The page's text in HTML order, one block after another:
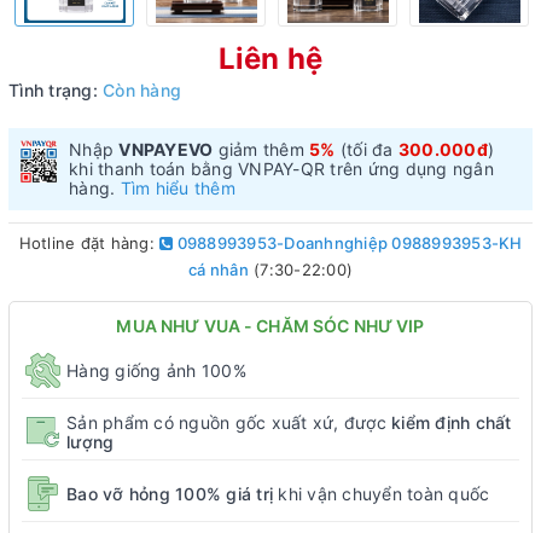
Liên hệ
Tình trạng: Còn hàng
NhậpVNPAYEVO giảm thêm 5% (tối đa 300.000đ)
khi thanh toán bằng VNPAY-QR trên ứng dụng ngân
hàng. Tìm hiểu thêm
Hotline đặt hàng:
0988993953-Doanhnghiệp 0988993953-KH
cá nhân (7:30-22:00)
MUA NHƯ VUA - CHĂM SÓC NHƯ VIP
Hàng giống ảnh 100%
Sản phẩm có nguồn gốc xuất xứ, được kiểm định chất
lượng
Bao vỡ hỏng 100% giá trị khi vận chuyển toàn quốc